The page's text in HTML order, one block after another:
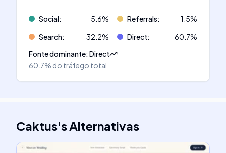
Social: 5.6% Referrals: 1.5%
Search: 32.2% Direct: 60.7%
Fonte dominante:Direct
60.7% do tráfego total
Caktus'sAlternativas